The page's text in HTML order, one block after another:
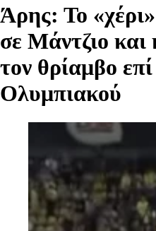
Άρης: Το
σε Μάντζιο και
τον θρίαμβο
Ολυμπιακού